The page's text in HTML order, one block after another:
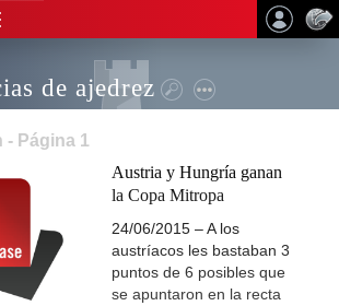
de ajedrez
- Página 1
Austria y Hungría ganan
la Copa Mitropa
24/06/2015 – A los
austríacos les bastaban 3
puntos de 6 posibles que
se apuntaron en la recta